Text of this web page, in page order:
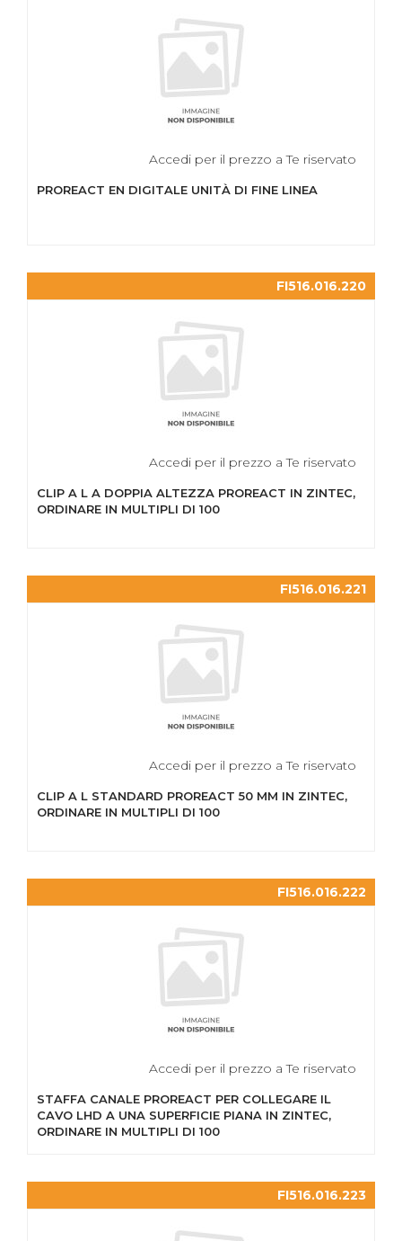
Accedi per il prezzo a Te riservato
PROREACT EN DIGITALE UNITÀ DI FINE LINEA
FI516.016.220
Accedi per il prezzo a Te riservato
CLIP A L A DOPPIA ALTEZZA PROREACT IN ZINTEC,
ORDINARE IN MULTIPLI DI 100
FI516.016.221
Accedi per il prezzo a Te riservato
CLIP A L STANDARD PROREACT 50 MM IN ZINTEC,
ORDINARE IN MULTIPLI DI 100
FI516.016.222
Accedi per il prezzo a Te riservato
STAFFA CANALE PROREACT PER COLLEGARE IL
CAVO LHD A UNA SUPERFICIE PIANA IN ZINTEC,
ORDINARE IN MULTIPLI DI 100
FI516.016.223